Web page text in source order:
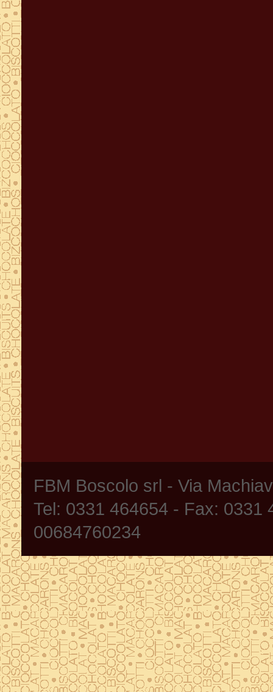
FBM Boscolo srl - Via
Tel: 0331 464654 - Fax: 0331
00684760234